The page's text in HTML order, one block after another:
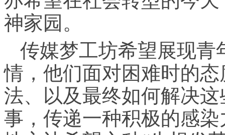
神家园。
传媒梦工坊希望展现青
情，他们面对困难时的
法、以及最终如何解决
事，传递一种积极的感